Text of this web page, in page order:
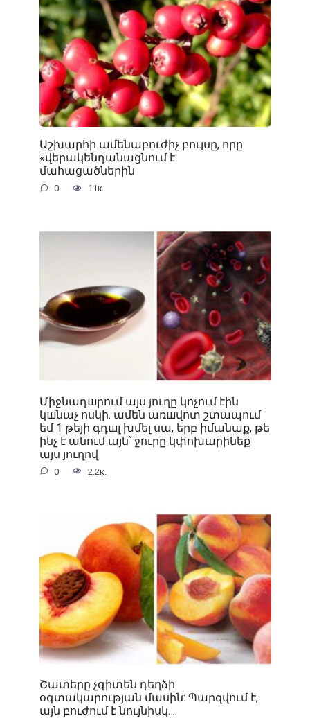
Աշխարհի ամենաբուժիչ բույսը, որը
«վերակենդանացնում է
մահացածներին
0 11к.
Միջնադшրում այս յուղը կոչում էին
կшնաչ ոսկի. ամեն առшվոտ շտապում
եմ 1 թեյի գդшլ խմել սա, երբ իմանաք, թե
ինչ է անում այն՝ ջուրը կփոխարինեք
այս յուղով
0 2.2к.
Շատերը չգիտեն դեղձի
օգտակարության մասին: Պարզվում է,
այն բուժում է նույնիսկ….